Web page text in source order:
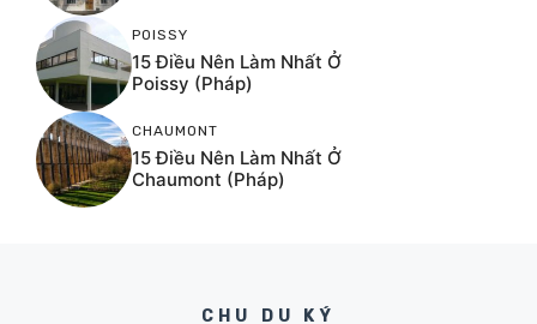
POISSY
15 Điều Nên Làm Nhất Ở
Poissy (Pháp)
CHAUMONT
15 Điều Nên Làm Nhất Ở
Chaumont (Pháp)
CHU DU KÝ